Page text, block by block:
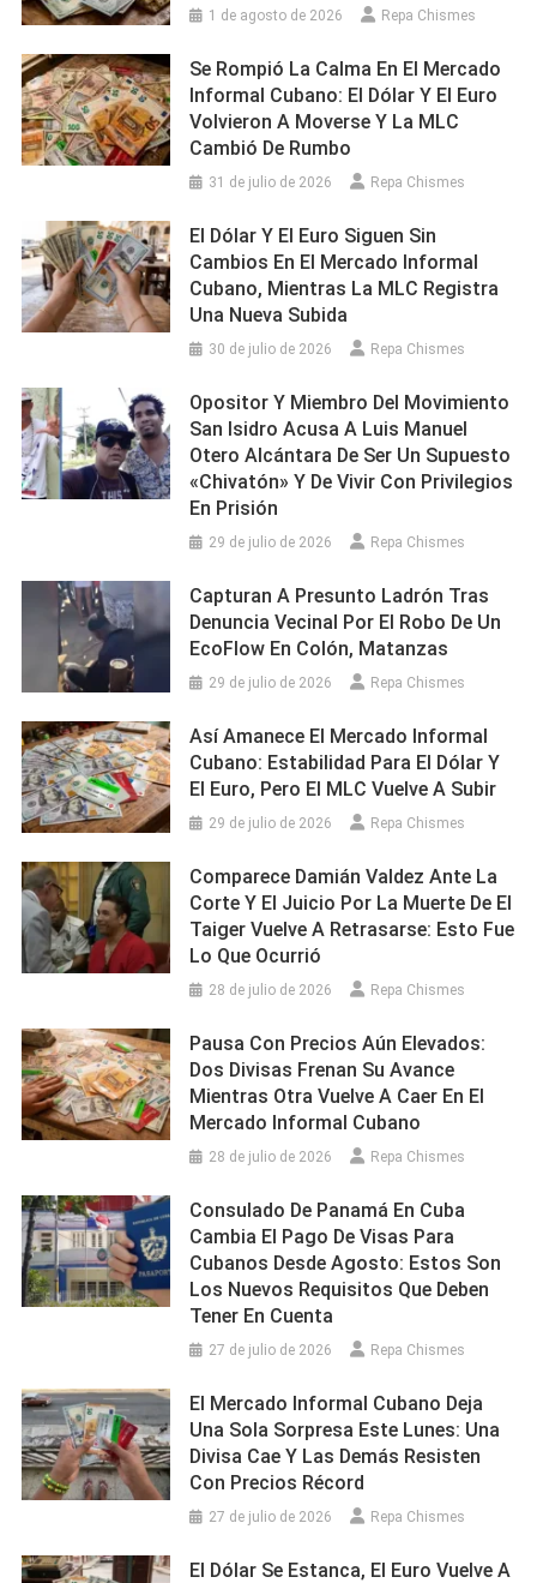
1 de agosto de 2026 Repa Chismes
Se Rompió La Calma En El Mercado
Informal Cubano: El Dólar Y El Euro
Volvieron A Moverse Y La MLC
Cambió De Rumbo
31 de julio de 2026 Repa Chismes
El Dólar Y El Euro Siguen Sin
Cambios En El Mercado Informal
Cubano, Mientras La MLC Registra
Una Nueva Subida
30 de julio de 2026 Repa Chismes
Opositor Y Miembro Del Movimiento
San Isidro Acusa A Luis Manuel
Otero Alcántara De Ser Un Supuesto
«chivatón» Y De Vivir Con Privilegios
En Prisión
29 de julio de 2026 Repa Chismes
Capturan A Presunto Ladrón Tras
Denuncia Vecinal Por El Robo De Un
EcoFlow En Colón, Matanzas
29 de julio de 2026 Repa Chismes
Así Amanece El Mercado Informal
Cubano: Estabilidad Para El Dólar Y
El Euro, Pero El MLC Vuelve A Subir
29 de julio de 2026 Repa Chismes
Comparece Damián Valdez Ante La
Corte Y El Juicio Por La Muerte De El
Taiger Vuelve A Retrasarse: Esto Fue
Lo Que Ocurrió
28 de julio de 2026 Repa Chismes
Pausa Con Precios Aún Elevados:
Dos Divisas Frenan Su Avance
Mientras Otra Vuelve A Caer En El
Mercado Informal Cubano
28 de julio de 2026 Repa Chismes
Consulado De Panamá En Cuba
Cambia El Pago De Visas Para
Cubanos Desde Agosto: Estos Son
Los Nuevos Requisitos Que Deben
Tener En Cuenta
27 de julio de 2026 Repa Chismes
El Mercado Informal Cubano Deja
Una Sola Sorpresa Este Lunes: Una
Divisa Cae Y Las Demás Resisten
Con Precios Récord
27 de julio de 2026 Repa Chismes
El Dólar Se Estanca, El Euro Vuelve A